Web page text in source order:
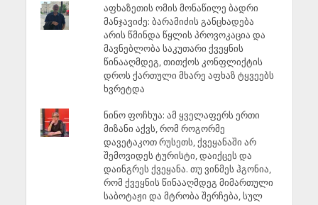
აფხაზეთის ომის მონაწილე ბადრი
მანჯავიძე: ბარამიძის განცხადება
არის წმინდა წყლის პროვოკაცია და
მავნებლობა საკუთარი ქვეყნის
წინააღმდეგ, თითქოს კონფლიქტის
დროს ქართული მხარე აფხაზ ტყვეებს
ხვრეტდა
ნინო ფოჩხუა: ამ ყველაფერს ერთი
მიზანი აქვს, რომ როგორმე
დავეტაკოთ რუსეთს, ქვეყანაში არ
შემოვიდეს ტურისტი, დაიქცეს და
დაინგრეს ქვეყანა. თუ ვინმეს ჰგონია,
რომ ქვეყნის წინააღმდეგ მიმართული
საბოტაჟი და მტრობა შერჩება, სულ